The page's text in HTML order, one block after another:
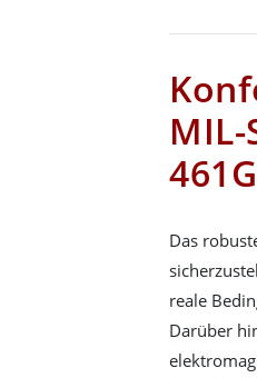
MIL-
461G
Das
reale
Darüber